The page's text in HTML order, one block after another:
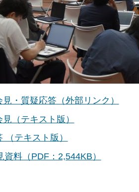
・質疑応答（外部リンク）
（テキスト版）
（テキスト版）
資料（PDF：2,544KB）